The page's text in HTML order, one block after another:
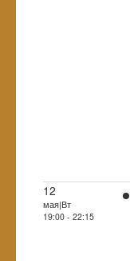
12
мая|Вт
19:00 - 22:15